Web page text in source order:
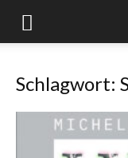
Schlagwort: